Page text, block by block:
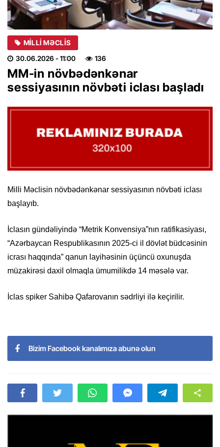
MILLI MƏCLIS
30.06.2026 - 11:00 136
MM-in növbədənkənar
sessiyasının növbəti iclası başladı
Milli Məclisin növbədənkənar sessiyasının növbəti iclası
başlayıb.
İclasın gündəliyində “Metrik Konvensiya”nın ratifikasiyası,
“Azərbaycan Respublikasının 2025-ci il dövlət büdcəsinin
icrası haqqında” qanun layihəsinin üçüncü oxunuşda
müzakirəsi daxil olmaqla ümumilikdə 14 məsələ var.
İclas spiker Sahibə Qafarovanın sədrliyi ilə keçirilir.
Bizim Facebook kanalımıza abunə olun